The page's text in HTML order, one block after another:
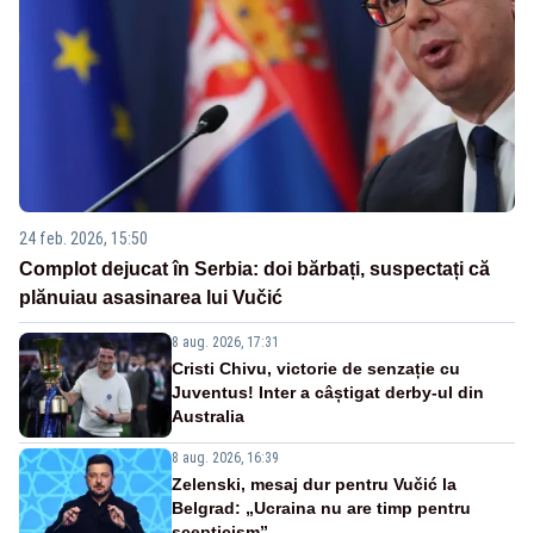
24 feb. 2026, 15:50
Complot dejucat în Serbia: doi bărbați, suspectați că
plănuiau asasinarea lui Vučić
8 aug. 2026, 17:31
Cristi Chivu, victorie de senzație cu
Juventus! Inter a câștigat derby-ul din
Australia
8 aug. 2026, 16:39
Zelenski, mesaj dur pentru Vučić la
Belgrad: „Ucraina nu are timp pentru